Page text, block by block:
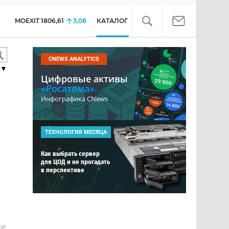
MOEXIT 1806,61 3,08 КАТАЛОГ
CNEWS ANALYTICS
Цифровые активы
«Росатома».
Инфографика CNews
ТЕХНОЛОГИЯ МЕСЯЦА
Как выбрать сервер
для ЦОД и не прогадать
в перспективе